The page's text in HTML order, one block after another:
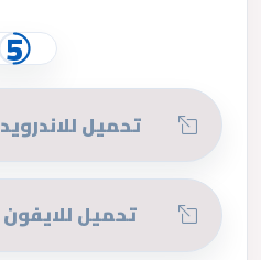
5
تحميل للاندرويد
تحميل للايفون